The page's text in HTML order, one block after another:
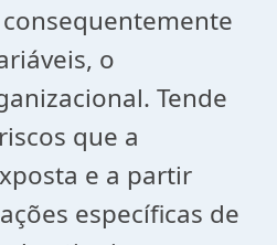
o
Tende
que a
e a partir
específicas de